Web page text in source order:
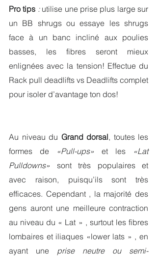
Pro tips : utilise une prise plus large sur
un BB shrugs ou essaye les shrugs
face à un banc incliné aux poulies
basses, les fibres seront mieux
enlignées avec la tension! Effectue du
Rack pull deadlifts vs Deadlifts complet
pour isoler d’avantage ton dos!
Au niveau du Grand dorsal, toutes les
formes de «Pull-ups» et les «Lat
Pulldowns» sont très populaires et
avec raison, puisqu’ils sont très
efficaces. Cependant , la majorité des
gens auront une meilleure contraction
au niveau du « Lat » , surtout les fibres
lombaires et iliaques «lower lats » , en
ayant une prise neutre ou semi-